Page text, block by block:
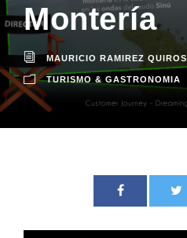
Montería
MAURICIO RAMIREZ QUIROS
TURISMO & GASTRONOMIA